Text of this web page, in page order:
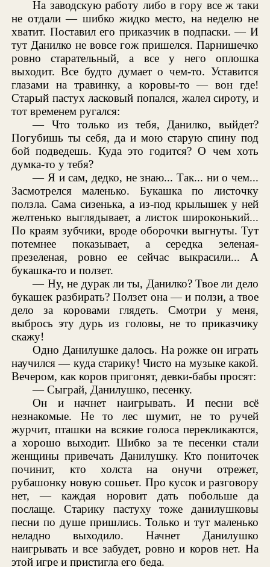
На заводскую работу либо в гору все ж таки
не отдали — шибко жидко место, на неделю не
хватит. Поставил его приказчик в подпаски. — И
тут Данилко не вовсе гож пришелся. Парнишечко
ровно старательный, а все у него оплошка
выходит. Все будто думает о чем-то. Уставится
глазами на травинку, а коровы-то — вон где!
Старый пастух ласковый попался, жалел сироту, и
тот временем ругался:
— Что только из тебя, Данилко, выйдет?
Погубишь ты себя, да и мою старую спину под
бой подведешь. Куда это годится? О чем хоть
думка-то у тебя?
— Я и сам, дедко, не знаю... Так... ни о чем...
Засмотрелся маленько. Букашка по листочку
ползла. Сама сизенька, а из-под крылышек у ней
желтенько выглядывает, а листок широконький...
По краям зубчики, вроде оборочки выгнуты. Тут
потемнее показывает, а середка зеленая-
презеленая, ровно ее сейчас выкрасили... А
букашка-то и ползет.
— Ну, не дурак ли ты, Данилко? Твое ли дело
букашек разбирать? Ползет она — и ползи, а твое
дело за коровами глядеть. Смотри у меня,
выбрось эту дурь из головы, не то приказчику
скажу!
Одно Данилушке далось. На рожке он играть
научился — куда старику! Чисто на музыке какой.
Вечером, как коров пригонят, девки-бабы просят:
— Сыграй, Данилушко, песенку.
Он и начнет наигрывать. И песни всё
незнакомые. Не то лес шумит, не то ручей
журчит, пташки на всякие голоса перекликаются,
а хорошо выходит. Шибко за те песенки стали
женщины привечать Данилушку. Кто пониточек
починит, кто холста на онучи отрежет,
рубашонку новую сошьет. Про кусок и разговору
нет, — каждая норовит дать побольше да
послаще. Старику пастуху тоже данилушковы
песни по душе пришлись. Только и тут маленько
неладно выходило. Начнет Данилушко
наигрывать и все забудет, ровно и коров нет. На
этой игре и пристигла его беда.